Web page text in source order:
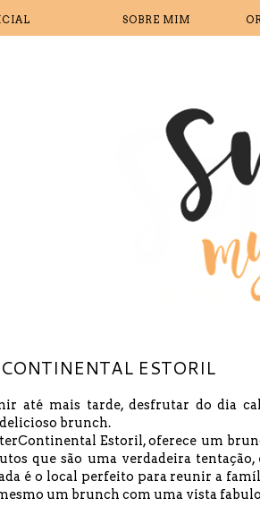
SOBRE MIM
ESTORIL
até mais tarde, desfrutar do dia
brunch.
Estoril, oferece um
que são uma verdadeira tentação,
é o local perfeito para reunir a
um brunch com uma vista